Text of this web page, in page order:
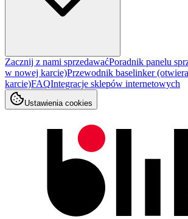
Zacznij z nami sprzedawaćPoradnik panelu
w nowej karcie)Przewodnik baselinker
karcie)FAQIntegracje sklepów internetowych
Ustawienia cookies